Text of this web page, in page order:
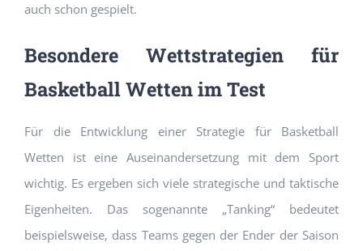
auch schon gespielt.
Besondere Wettstrategien für
Basketball Wetten im Test
Für die Entwicklung einer Strategie für Basketball
Wetten ist eine Auseinandersetzung mit dem Sport
wichtig. Es ergeben sich viele strategische und taktische
Eigenheiten. Das sogenannte „Tanking“ bedeutet
beispielsweise, dass Teams gegen der Ender der Saison